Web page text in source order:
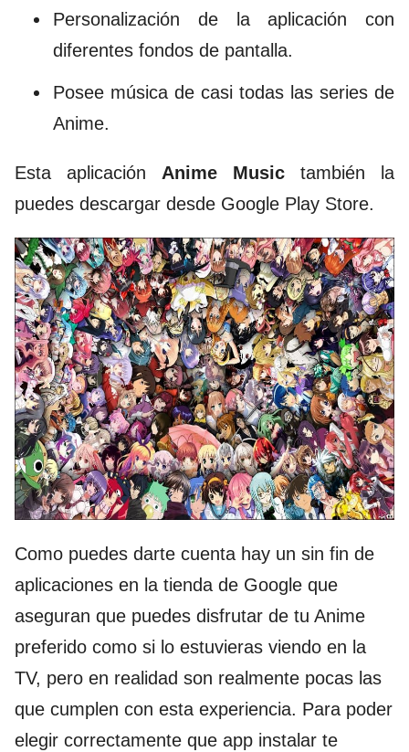
Personalización de la aplicación con
diferentes fondos de pantalla.
Posee música de casi todas las series de
Anime.
Esta aplicación Anime Music también la
puedes descargar desde Google Play Store.
Como puedes darte cuenta hay un sin fin de
aplicaciones en la tienda de Google que
aseguran que puedes disfrutar de tu Anime
preferido como si lo estuvieras viendo en la
TV, pero en realidad son realmente pocas las
que cumplen con esta experiencia. Para poder
elegir correctamente que app instalar te